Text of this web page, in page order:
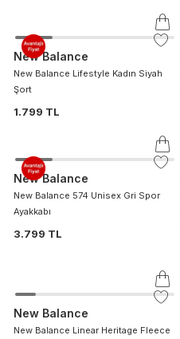
New Balance
New Balance Lifestyle Kadın Siyah
Şort
1.799 TL
New Balance
New Balance 574 Unisex Gri Spor
Ayakkabı
3.799 TL
New Balance
New Balance Linear Heritage Fleece